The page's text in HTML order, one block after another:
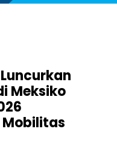
Meksiko
Mobilitas